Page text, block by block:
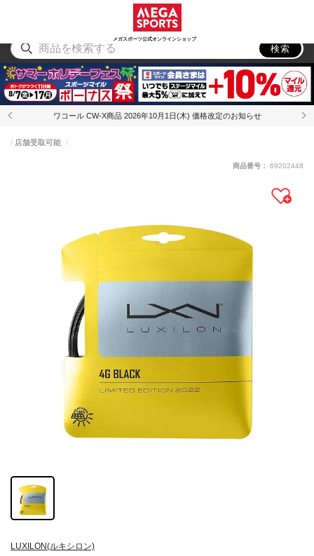
メガスポーツ公式オンラインショップ
アウトドア
検索
ワコール CW-X商品 2026年10月1日(木) 価格改定のお知らせ
LUXILON(ルキシロン)
店舗受取可能
商品番号： 69202448